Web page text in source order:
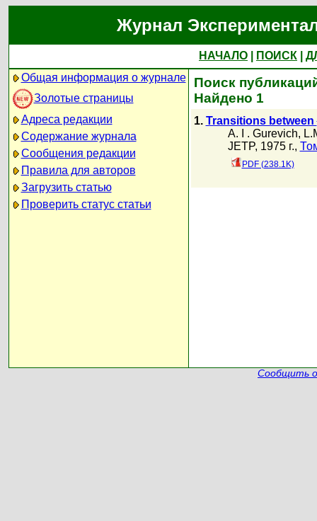
Журнал
НАЧАЛО ПОИСК
Общая информация о журнале
Золотые страницы
Адреса редакции
Содержание журнала
Сообщения редакции
Правила для авторов
Загрузить статью
Проверить статус статьи
Поиск
Найдено 1
1. Transitions between
A. I . Gurevich,
JETP, 1975 г.,
PDF (238.1K)
Сообщить о